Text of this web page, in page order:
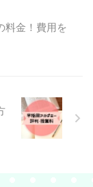
料金！費用を